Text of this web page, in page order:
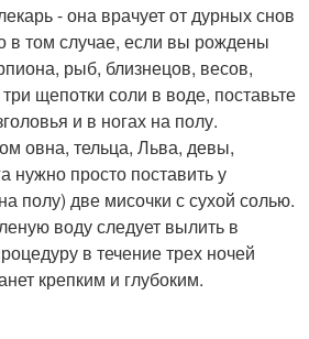
- она врачует от дурных снов
в том случае, если вы рождены
рыб, близнецов, весов,
щепотки соли в воде, поставьте
и в ногах на полу.
овна, тельца, Льва, девы,
нужно просто поставить у
полу) две мисочки с сухой солью.
воду следует вылить в
в течение трех ночей
крепким и глубоким.